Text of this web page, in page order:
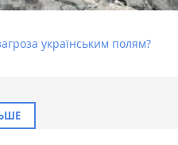
українським полям?